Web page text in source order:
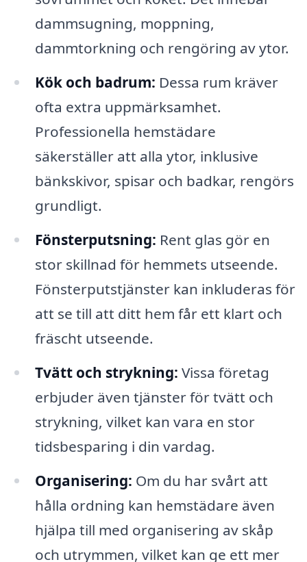
dammsugning, moppning,
dammtorkning och rengöring av ytor.
Kök och badrum: Dessa rum kräver
ofta extra uppmärksamhet.
Professionella hemstädare
säkerställer att alla ytor, inklusive
bänkskivor, spisar och badkar, rengörs
grundligt.
Fönsterputsning: Rent glas gör en
stor skillnad för hemmets utseende.
Fönsterputstjänster kan inkluderas för
att se till att ditt hem får ett klart och
fräscht utseende.
Tvätt och strykning: Vissa företag
erbjuder även tjänster för tvätt och
strykning, vilket kan vara en stor
tidsbesparing i din vardag.
Organisering: Om du har svårt att
hålla ordning kan hemstädare även
hjälpa till med organisering av skåp
och utrymmen, vilket kan ge ett mer